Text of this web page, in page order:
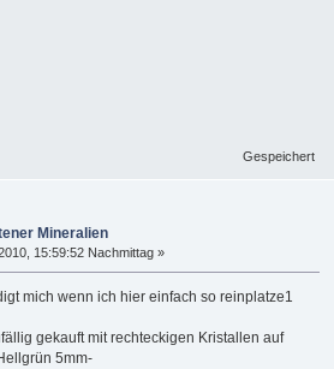
Gespeichert
Mineralien
15:59:52 Nachmittag »
mich wenn ich hier einfach so reinplatze1
gekauft mit rechteckigen Kristallen auf
5mm-